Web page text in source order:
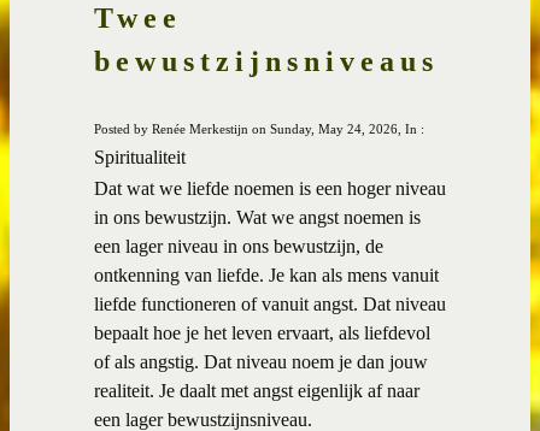
Twee
bewustzijnsniveaus
Posted by Renée Merkestijn on Sunday, May 24, 2026, In :
Spiritualiteit
Dat wat we liefde noemen is een hoger niveau
in ons bewustzijn. Wat we angst noemen is
een lager niveau in ons bewustzijn, de
ontkenning van liefde. Je kan als mens vanuit
liefde functioneren of vanuit angst. Dat niveau
bepaalt hoe je het leven ervaart, als liefdevol
of als angstig. Dat niveau noem je dan jouw
realiteit. Je daalt met angst eigenlijk af naar
een lager bewustzijnsniveau.